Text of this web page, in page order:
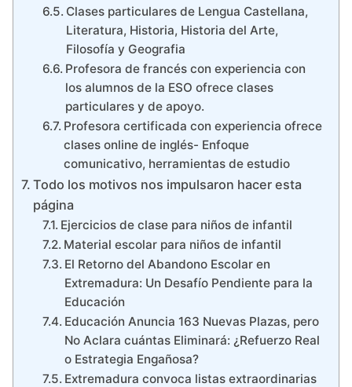
Clases particulares de Lengua Castellana,
Literatura, Historia, Historia del Arte,
Filosofía y Geografia
Profesora de francés con experiencia con
los alumnos de la ESO ofrece clases
particulares y de apoyo.
Profesora certificada con experiencia ofrece
clases online de inglés- Enfoque
comunicativo, herramientas de estudio
Todo los motivos nos impulsaron hacer esta
página
Ejercicios de clase para niños de infantil
Material escolar para niños de infantil
El Retorno del Abandono Escolar en
Extremadura: Un Desafío Pendiente para la
Educación
Educación Anuncia 163 Nuevas Plazas, pero
No Aclara cuántas Eliminará: ¿Refuerzo Real
o Estrategia Engañosa?
Extremadura convoca listas extraordinarias